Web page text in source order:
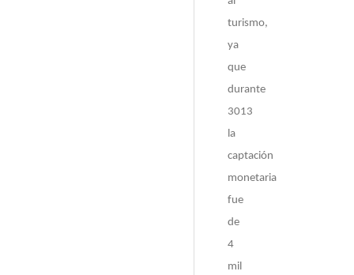
turismo,
ya
que
durante
3013
la
captación
monetaria
fue
de
4
mil